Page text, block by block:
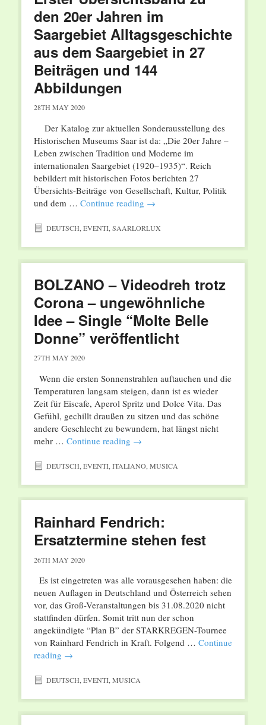
den 20er Jahren im
Saargebiet Alltagsgeschichte
aus dem Saargebiet in 27
Beiträgen und 144
Abbildungen
28TH MAY 2020
Der Katalog zur aktuellen Sonderausstellung des
Historischen Museums Saar ist da: „Die 20er Jahre –
Leben zwischen Tradition und Moderne im
internationalen Saargebiet (1920–1935)“. Reich
bebildert mit historischen Fotos berichten 27
Übersichts-Beiträge von Gesellschaft, Kultur, Politik
und dem … Continue reading →
DEUTSCH EVENTI, SAARLORLUX
BOLZANO – Videodreh trotz
Corona – ungewöhnliche
Idee – Single “Molte Belle
Donne” veröffentlicht
27TH MAY 2020
Wenn die ersten Sonnenstrahlen auftauchen und die
Temperaturen langsam steigen, dann ist es wieder
Zeit für Eiscafe, Aperol Spritz und Dolce Vita. Das
Gefühl, gechillt draußen zu sitzen und das schöne
andere Geschlecht zu bewundern, hat längst nicht
mehr … Continue reading →
DEUTSCH EVENTI, ITALIANO, MUSICA
Rainhard Fendrich:
Ersatztermine stehen fest
26TH MAY 2020
Es ist eingetreten was alle vorausgesehen haben: die
neuen Auflagen in Deutschland und Österreich sehen
vor, das Groß-Veranstaltungen bis 31.08.2020 nicht
stattfinden dürfen. Somit tritt nun der schon
angekündigte “Plan B” der STARKREGEN-Tournee
von Rainhard Fendrich in Kraft. Folgend … Continue
reading →
DEUTSCH,EVENTI,MUSICA